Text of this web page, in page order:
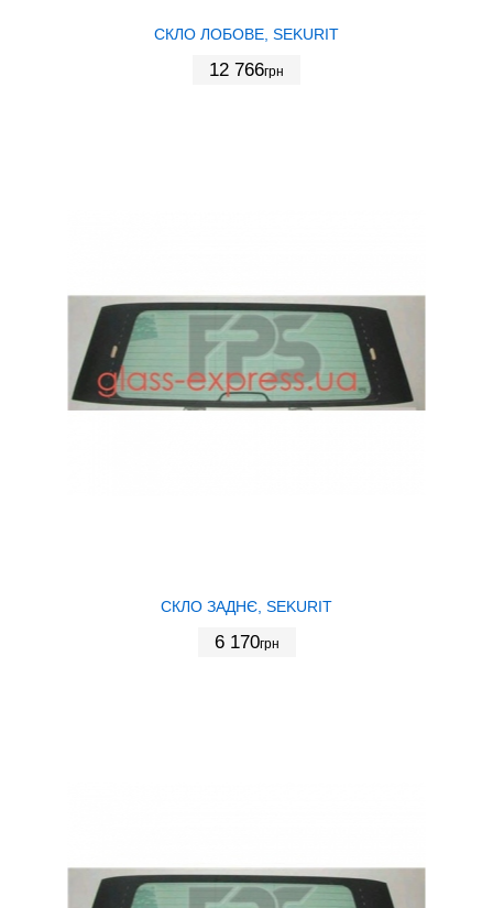
СКЛО ЛОБОВЕ, SEKURIT
12 766грн
СКЛО ЗАДНЄ, SEKURIT
6 170грн